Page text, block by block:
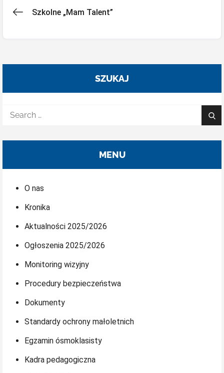
Nawigacja
Szkolne „Mam Talent”
SZUKAJ
Search
MENU
O nas
Kronika
Aktualności 2025/2026
Ogłoszenia 2025/2026
Monitoring wizyjny
Procedury bezpieczeństwa
Dokumenty
Standardy ochrony małoletnich
Egzamin ósmoklasisty
Kadra pedagogiczna